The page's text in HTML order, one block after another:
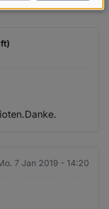
7 Jan 2019 - 14:20